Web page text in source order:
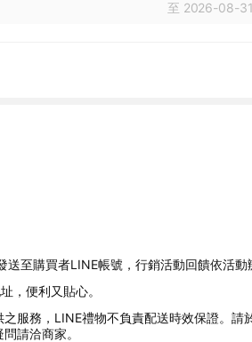
至 2026-08-
送至購買者LINE帳號，行銷活動回饋依活動
，便利又貼心。
之服務，LINE禮物不負責配送時效保證。請
請洽商家。